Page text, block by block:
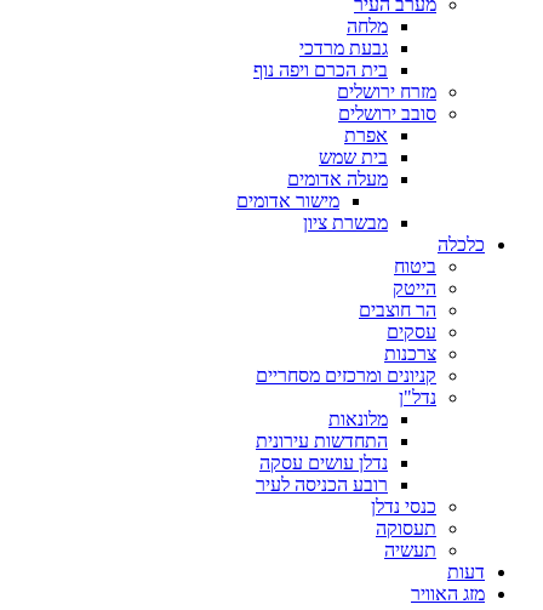
מערב העיר
מלחה
גבעת מרדכי
בית הכרם ויפה נוף
מזרח ירושלים
סובב ירושלים
אפרת
בית שמש
מעלה אדומים
מישור אדומים
מבשרת ציון
כלכלה
ביטוח
הייטק
הר חוצבים
עסקים
צרכנות
קניונים ומרכזים מסחריים
נדל"ן
מלונאות
התחדשות עירונית
נדלן עושים עסקה
רובע הכניסה לעיר
כנסי נדלן
תעסוקה
תעשיה
דעות
מזג האוויר